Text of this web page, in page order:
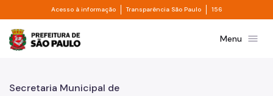
Pular para o Conteúdo principal
Acesso à informação Divisor de acesso à informação
Transparência São Paulo Divisor de
156
Prefeitura de São PauloMenu menu
Secretaria Municipal de